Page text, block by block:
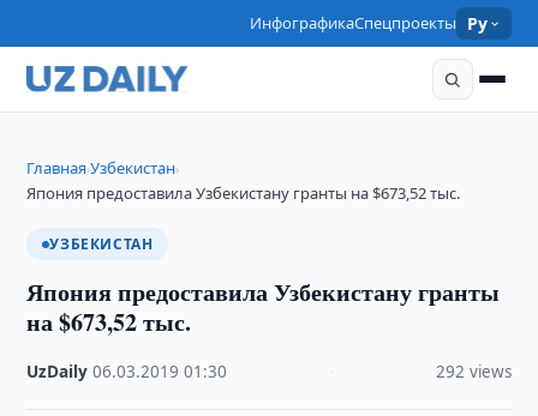
ИнфографикаСпецпроекты Ру
Главная›Узбекистан›
Япония предоставила Узбекистану гранты на $673,52 тыс.
УЗБЕКИСТАН
Япония предоставила Узбекистану гранты
на $673,52 тыс.
UzDaily ·06.03.2019 ·01:30 292 views